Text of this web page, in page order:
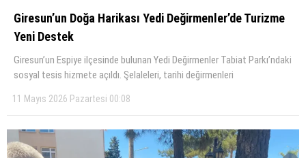
Giresun’un Doğa Harikası Yedi Değirmenler’de Turizme
Yeni Destek
Giresun’un Espiye ilçesinde bulunan Yedi Değirmenler Tabiat Parkı’ndaki
sosyal tesis hizmete açıldı. Şelaleleri, tarihi değirmenleri
11 Mayıs 2026 Pazartesi 00:08